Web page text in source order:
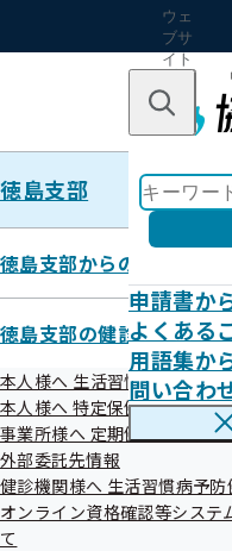
ウェ
ブサ
イト
のナ
ン
キーワー
申請書か
よくある
用語集か
問い合わ
徳島支部
徳島支部からのお知らせ
徳島支部の健診・保健指
本人様へ 生活習慣病予防健
本人様へ 特定保健指導のご案
事業所様へ 定期健康診断結
外部委託先情報
健診機関様へ 生活習慣病予
オンライン資格確認等シス
て
第12回 マイ
予防
令和03年08月24日